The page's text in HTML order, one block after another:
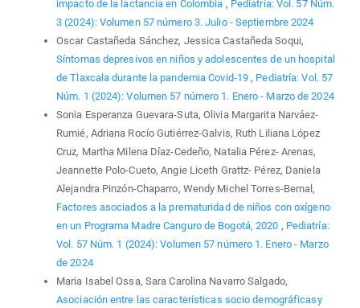
impacto de la lactancia en Colombia , Pediatría: Vol. 57 Núm.
3 (2024): Volumen 57 número 3. Julio - Septiembre 2024
Oscar Castañeda Sánchez, Jessica Castañeda Soqui,
Síntomas depresivos en niños y adolescentes de un hospital
de Tlaxcala durante la pandemia Covid-19 , Pediatría: Vol. 57
Núm. 1 (2024): Volumen 57 número 1. Enero - Marzo de 2024
Sonia Esperanza Guevara-Suta, Olivia Margarita Narváez-
Rumié, Adriana Rocío Gutiérrez-Galvis, Ruth Liliana López
Cruz, Martha Milena Díaz-Cedeño, Natalia Pérez- Arenas,
Jeannette Polo-Cueto, Angie Liceth Grattz- Pérez, Daniela
Alejandra Pinzón-Chaparro, Wendy Michel Torres-Bernal,
Factores asociados a la prematuridad de niños con oxígeno
en un Programa Madre Canguro de Bogotá, 2020 , Pediatría:
Vol. 57 Núm. 1 (2024): Volumen 57 número 1. Enero - Marzo
de 2024
Maria Isabel Ossa, Sara Carolina Navarro Salgado,
Asociación entre las características socio demográficasy